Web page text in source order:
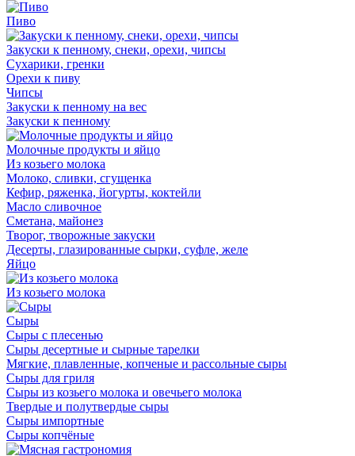
Пиво
Закуски к пенному, снеки, орехи, чипсы
Сухарики, гренки
Орехи к пиву
Чипсы
Закуски к пенному на вес
Закуски к пенному
Молочные продукты и яйцо
Из козьего молока
Молоко, сливки, сгущенка
Кефир, ряженка, йогурты, коктейли
Масло сливочное
Сметана, майонез
Творог, творожные закуски
Десерты, глазированные сырки, суфле, желе
Яйцо
Из козьего молока
Сыры
Сыры с плесенью
Сыры десертные и сырные тарелки
Мягкие, плавленные, копченые и рассольные сыры
Сыры для гриля
Сыры из козьего молока и овечьего молока
Твердые и полутвердые сыры
Сыры импортные
Сыры копчёные